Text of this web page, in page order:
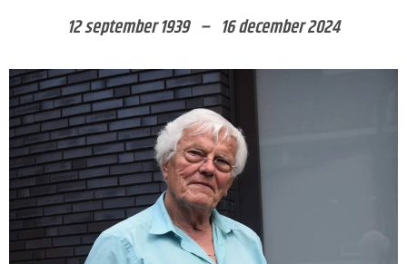
12 september 1939 – 16 december 2024